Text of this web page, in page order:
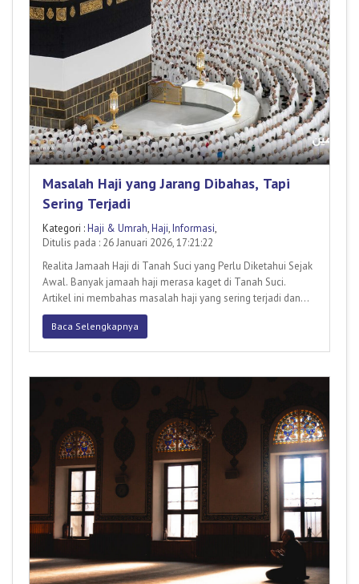
Masalah Haji yang Jarang Dibahas, Tapi
Sering Terjadi
Kategori :Haji & Umrah,Haji,Informasi,
Ditulis pada : 26 Januari 2026, 17:21:22
Realita Jamaah Haji di Tanah Suci yang Perlu Diketahui Sejak
Awal. Banyak jamaah haji merasa kaget di Tanah Suci.
Artikel ini membahas masalah haji yang sering terjadi dan
pen
Baca Selengkapnya